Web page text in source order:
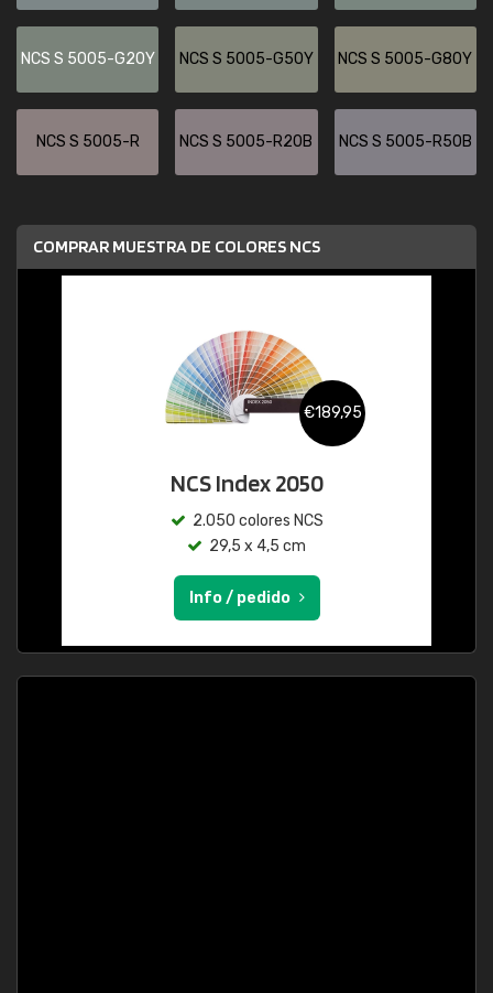
NCS S 5005-G20Y NCS S 5005-G50Y NCS S 5005-G80Y
NCS S 5005-R NCS S 5005-R20B NCS S 5005-R50B
COMPRAR MUESTRA DE COLORES NCS
€189,95
NCS Index 2050
2.050 colores NCS
29,5 x 4,5 cm
Info / pedido